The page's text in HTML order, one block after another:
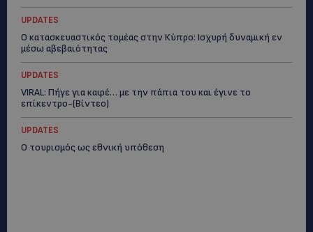
UPDATES
Ο κατασκευαστικός τομέας στην Κύπρο: Ισχυρή δυναμική εν
μέσω αβεβαιότητας
UPDATES
VIRAL: Πήγε για καφέ… με την πάπια του και έγινε το
επίκεντρο-(Βίντεο)
UPDATES
Ο τουρισμός ως εθνική υπόθεση